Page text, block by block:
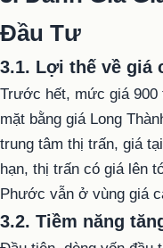
Đầu Tư
3.1. Lợi thế về giá
Trước hết, mức giá 900
mặt bằng giá Long
trung tâm thị trấn, giá
hạn, thị trấn có giá lên
Phước vẫn ở vùng giá
3.2. Tiềm năng